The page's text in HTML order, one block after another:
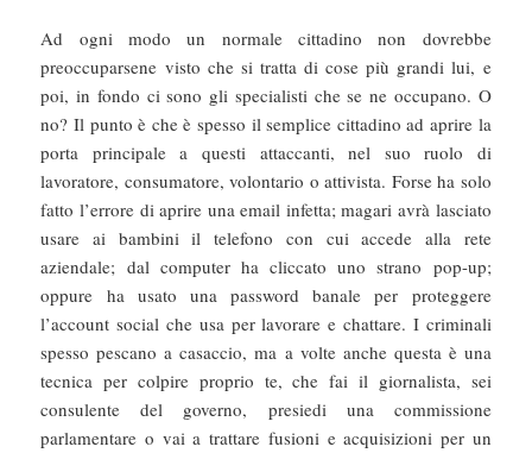
Ad ogni modo un normale cittadino non dovrebbe
preoccuparsene visto che si tratta di cose più grandi lui, e
poi, in fondo ci sono gli specialisti che se ne occupano. O
no? Il punto è che è spesso il semplice cittadino ad aprire la
porta principale a questi attaccanti, nel suo ruolo di
lavoratore, consumatore, volontario o attivista. Forse ha solo
fatto l’errore di aprire una email infetta; magari avrà lasciato
usare ai bambini il telefono con cui accede alla rete
aziendale; dal computer ha cliccato uno strano pop-up;
oppure ha usato una password banale per proteggere
l’account social che usa per lavorare e chattare. I criminali
spesso pescano a casaccio, ma a volte anche questa è una
tecnica per colpire proprio te, che fai il giornalista, sei
consulente del governo, presiedi una commissione
parlamentare o vai a trattare fusioni e acquisizioni per un